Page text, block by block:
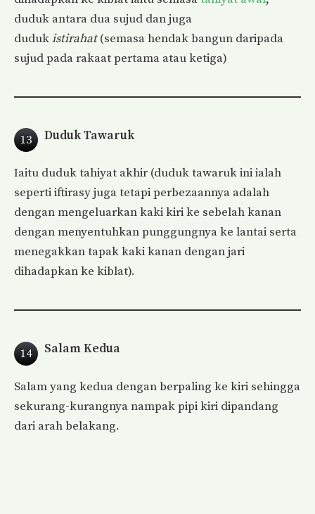
duduk antara dua sujud dan juga
dudukistirahat(semasa hendak bangun daripada
sujud pada rakaat pertama atau ketiga)
13 Duduk Tawaruk
Iaitu duduk tahiyat akhir (duduk tawaruk ini ialah
seperti iftirasy juga tetapi perbezaannya adalah
dengan mengeluarkan kaki kiri ke sebelah kanan
dengan menyentuhkan punggungnya ke lantai serta
menegakkan tapak kaki kanan dengan jari
dihadapkan ke kiblat).
14 Salam Kedua
Salam yang kedua dengan berpaling ke kiri sehingga
sekurang-kurangnya nampak pipi kiri dipandang
dari arah belakang.